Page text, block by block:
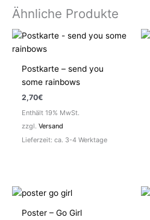
Ähnliche Produkte
Postkarte – send you
some rainbows
2,70€
Enthält 19% MwSt.
zzgl.Versand
Lieferzeit: ca. 3-4 Werktage
Poster – Go Girl